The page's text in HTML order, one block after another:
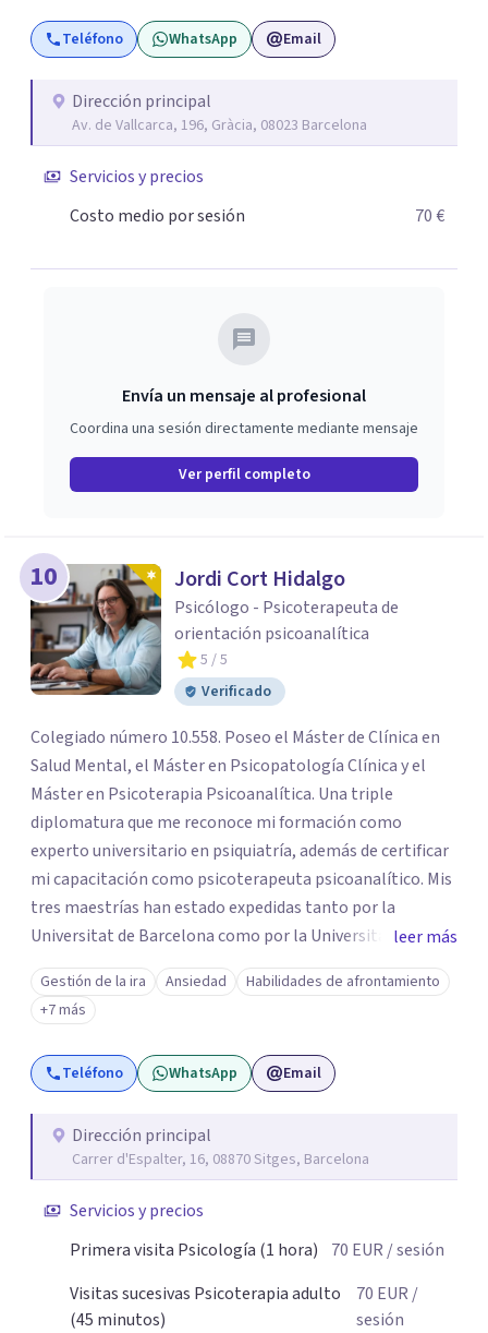
técnicas más avanzadas. Contacta con nosotros y
nuestro coordinador te atenderá personalmente para
enfocar tu proceso terapéutico en función de tus
necesidades y de momento vital.
Teléfono WhatsApp Email
Dirección principal
Av. de Vallcarca, 196, Gràcia, 08023 Barcelona
Servicios y precios
Costo medio por sesión
70 €
Envía un mensaje al profesional
Coordina una sesión directamente mediante mensaje
Ver perfil completo
10 Jordi Cort Hidalgo
Psicólogo - Psicoterapeuta de
orientación psicoanalítica
5 / 5
Verificado
Colegiado número 10.558. Poseo el Máster de Clínica en
Salud Mental, el Máster en Psicopatología Clínica y el
Máster en Psicoterapia Psicoanalítica. Una triple
diplomatura que me reconoce mi formación como
experto universitario en psiquiatría, además de certificar
mi capacitación como psicoterapeuta psicoanalítico. Mis
tres maestrías han estado expedidas tanto por la
Universitat de Barcelona como por la Universitat Ramon
Llull. Soy un psicólogo con más de 25 años de experiencia
y practico tanto la psicología clínica como la
psicoterapia psicoanalítica. Las terapias que conduzco no
buscan eliminar los síntomas psicológicos, sino que
pretenden esclarecer las causas que hay en su trasfondo,
desapareciendo. Realizo psicoterapias tanto de alcance
breve como de largo plazo, siempre en función de los
leer más
Gestión de la ira Ansiedad
Habilidades de afrontamiento
+7 más
Teléfono WhatsApp Email
Dirección principal
Carrer d'Espalter, 16, 08870 Sitges, Barcelona
Servicios y precios
Primera visita Psicología (1 hora)
70 EUR / sesión
Visitas sucesivas Psicoterapia adulto
(45 minutos)
70 EUR /
sesión